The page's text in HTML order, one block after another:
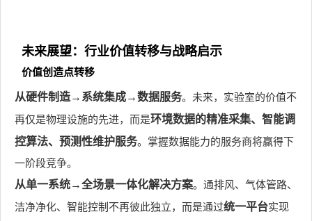
未来展望：行业价值转移与战略启示
价值创造点转移
从硬件制造→系统集成→数据服务。未来，实验室的价值不
再仅是物理设施的先进，而是环境数据的精准采集、智能调
控算法、预测性维护服务。掌握数据能力的服务商将赢得下
一阶段竞争。
从单一系统→全场景一体化解决方案。通排风、气体管路、
洁净净化、智能控制不再彼此独立，而是通过统一平台实现